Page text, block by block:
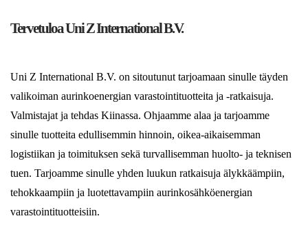
Tervetuloa Uni Z International B.V.
Uni Z International B.V. on sitoutunut tarjoamaan sinulle täyden
valikoiman aurinkoenergian varastointituotteita ja -ratkaisuja.
Valmistajat ja tehdas Kiinassa. Ohjaamme alaa ja tarjoamme
sinulle tuotteita edullisemmin hinnoin, oikea-aikaisemman
logistiikan ja toimituksen sekä turvallisemman huolto- ja teknisen
tuen. Tarjoamme sinulle yhden luukun ratkaisuja älykkäämpiin,
tehokkaampiin ja luotettavampiin aurinkosähköenergian
varastointituotteisiin.